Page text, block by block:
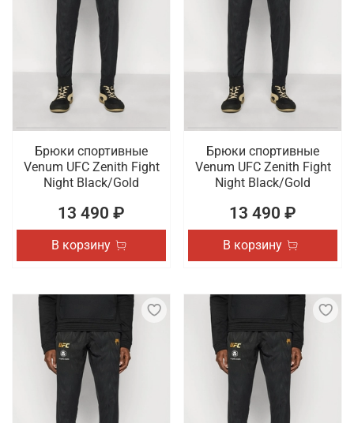
Брюки спортивные
Venum UFC Zenith Fight
Night Black/Gold
13 490 ₽
В корзину
Брюки спортивные
Venum UFC Zenith Fight
Night Black/Gold
13 490 ₽
В корзину